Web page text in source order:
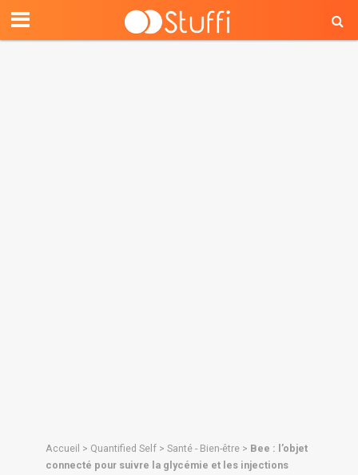
Accueil > Quantified Self> Santé - Bien-être> Bee : l’objet
connecté pour suivre la glycémie et les injections